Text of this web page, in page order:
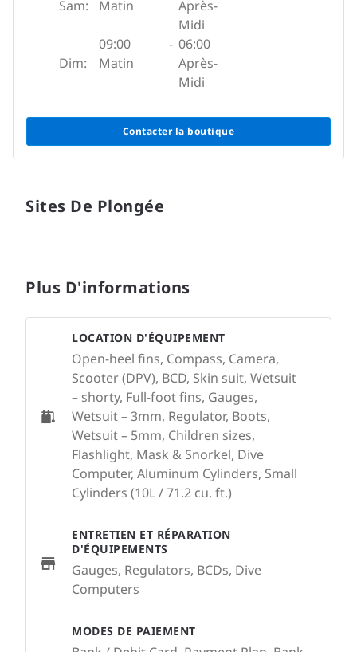
Sam:
Matin
Après-
Midi
Dim:
09:00
Matin
- 06:00
Après-
Midi
Contacter la boutique
Sites De Plongée
Plus D'informations
LOCATION D'ÉQUIPEMENT
Open-heel fins, Compass, Camera,
Scooter (DPV), BCD, Skin suit, Wetsuit
– shorty, Full-foot fins, Gauges,
Wetsuit – 3mm, Regulator, Boots,
Wetsuit – 5mm, Children sizes,
Flashlight, Mask & Snorkel, Dive
Computer, Aluminum Cylinders, Small
Cylinders (10L / 71.2 cu. ft.)
ENTRETIEN ET RÉPARATION
D'ÉQUIPEMENTS
Gauges, Regulators, BCDs, Dive
Computers
MODES DE PAIEMENT